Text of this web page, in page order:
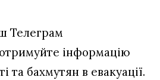
Телеграм
отримуйте інформацію
та бахмутян в евакуації.